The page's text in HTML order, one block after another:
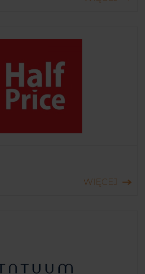
WIĘCEJ